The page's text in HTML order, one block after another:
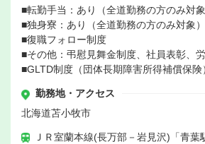
■転勤手当：あり（全道勤務の方のみ対象
■独身寮：あり（全道勤務の方のみ対象）
■復職フォロー制度
■その他：弔慰見舞金制度、社員表彰、
■GLTD制度（団体長期障害所得補償保険
勤務地・アクセス
北海道苫小牧市
ＪＲ室蘭本線(長万部－岩見沢)「青葉